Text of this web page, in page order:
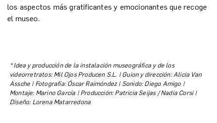
los aspectos más gratificantes y emocionantes que recoge
el museo.
* Idea y producción de la instalación museográfica y de los
videorretratos: Mil Ojos Producen S.L. | Guion y dirección: Alicia Van
Assche | Fotografía: Óscar Raimóndez | Sonido: Diego Amigo |
Montaje: Marino García | Producción: Patricia Seijas / Nadia Corsi |
Diseño: Lorena Matarredona